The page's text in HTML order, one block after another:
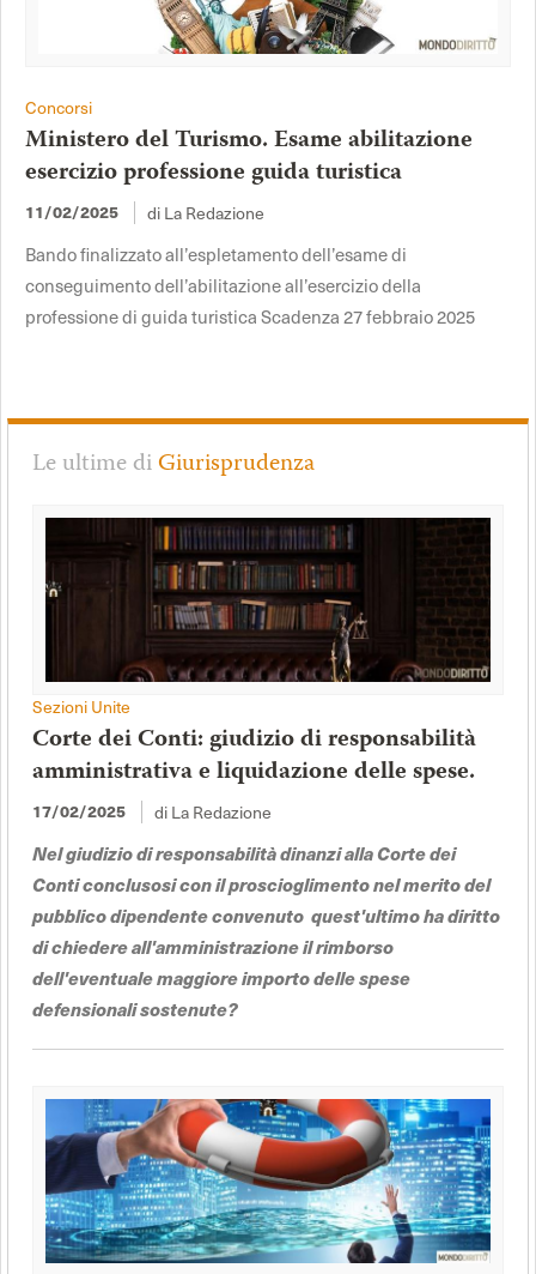
Concorsi
Ministero del Turismo. Esame abilitazione
esercizio professione guida turistica
11/02/2025 di La Redazione
Bando finalizzato all’espletamento dell’esame di
conseguimento dell’abilitazione all’esercizio della
professione di guida turistica Scadenza 27 febbraio 2025
Le ultime diGiurisprudenza
Sezioni Unite
Corte dei Conti: giudizio di responsabilità
amministrativa e liquidazione delle spese.
17/02/2025
di La Redazione
Nel giudizio di responsabilità dinanzi alla Corte dei
Conti conclusosi con il proscioglimento nel merito del
pubblico dipendente convenuto quest'ultimo ha diritto
di chiedere all'amministrazione il rimborso
dell'eventuale maggiore importo delle spese
defensionali sostenute?